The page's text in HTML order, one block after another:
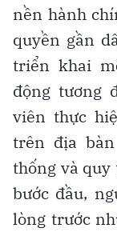
nền hành
quyền gần
triển khai
động tương
viên thực
trên địa
thống và quy
bước đầu,
lòng trước